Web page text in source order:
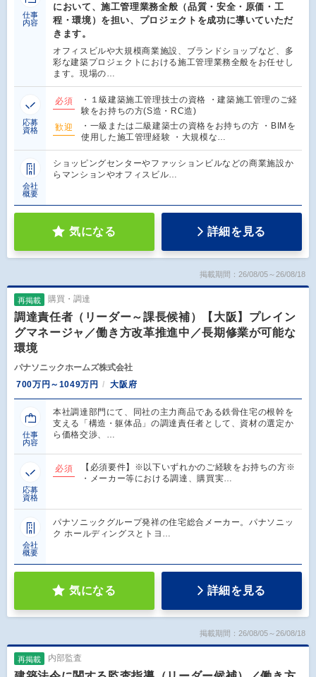
仕事
内容
において、施工管理業務全般（品質・安全・原価・工
程・環境）を担い、プロジェクトを成功に導いていただ
きます。
オフィスビルや大規模商業施設、ブランドショップなど、多
彩な建築プロジェクトにおける施工管理業務全般をお任せし
ます。現場の…
応募
資格
必須
・１級建築施工管理技士の資格 ・建築施工管理のご経
験をお持ちの方(S造・RC造)
歓迎
・一級または二級建築士の資格をお持ちの方 ・BIMを
使用した施工管理経験 ・大規模な…
会社
概要
ショッピングセンターやファッションビルなどの商業施設か
らマンションやオフィスビル…
気になる 詳細を見る
掲載期間：26/08/05～26/08/18
再掲載 購買・調達
調達責任者（リーダー～課長候補）【大阪】プレイン
グマネージャ／働き方改革推進中／長期修業が可能な
環境
パナソニックホームズ株式会社
700万円～1049万円
大阪府
仕事
内容
本社調達部門にて、同社の主力商品である鉄骨住宅の根幹を
支える「構造・躯体品」の調達責任者として、資材の選定か
ら価格交渉、…
応募
資格
必須
【必須要件】※以下いずれかのご経験をお持ちの方※
・メーカー等における調達、購買実…
会社
概要
パナソニックグループ発祥の住宅総合メーカー。パナソニッ
ク ホールディングスとトヨ…
気になる 詳細を見る
掲載期間：26/08/05～26/08/18
再掲載 内部監査